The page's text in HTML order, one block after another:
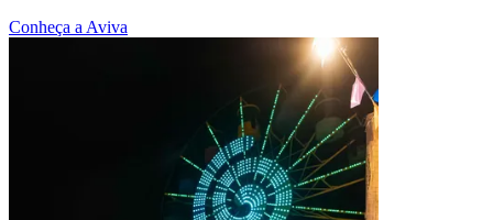
Conheça a Aviva